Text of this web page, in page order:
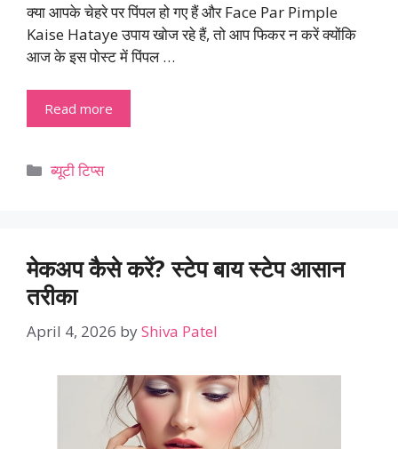
क्या आपके चेहरे पर पिंपल हो गए हैं और Face Par Pimple
Kaise Hataye उपाय खोज रहे हैं, तो आप फिकर न करें क्योंकि
आज के इस पोस्ट में पिंपल …
Read more
Categories
ब्यूटी टिप्स
मेकअप कैसे करें? स्टेप बाय स्टेप आसान
तरीका
April 4, 2026 byShiva Patel